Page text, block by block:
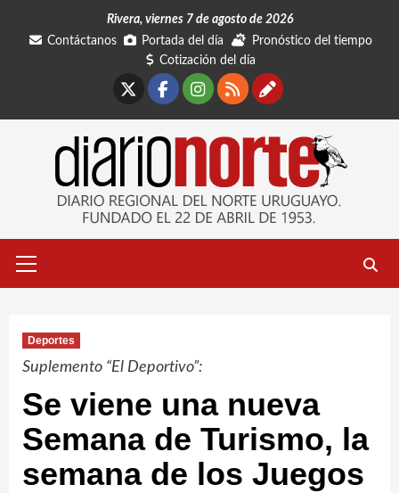
Rivera, viernes 7 de agosto de 2026
Contáctanos
Portada del día
Pronóstico del tiempo
Cotización del día
Facebook
Instagram
RSSContáctanos
primario
Deportes
Suplemento “El Deportivo”:
Se viene una nueva
Semana de Turismo, la
semana de los Juegos